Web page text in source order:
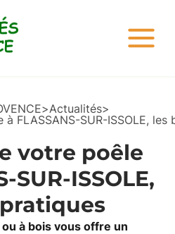
>Actualités>
FLASSANS-SUR-ISSOLE, les
votre poêle
SUR-ISSOLE,
à bois vous offre un